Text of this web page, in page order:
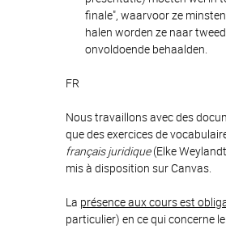
finale", waarvoor ze
halen worden ze naar
onvoldoende behaalden.
FR
Nous travaillons avec des
que des exercices de
français juridique(Elke
mis à disposition sur Canvas.
La présence aux cours est
particulier) en ce qui concerne